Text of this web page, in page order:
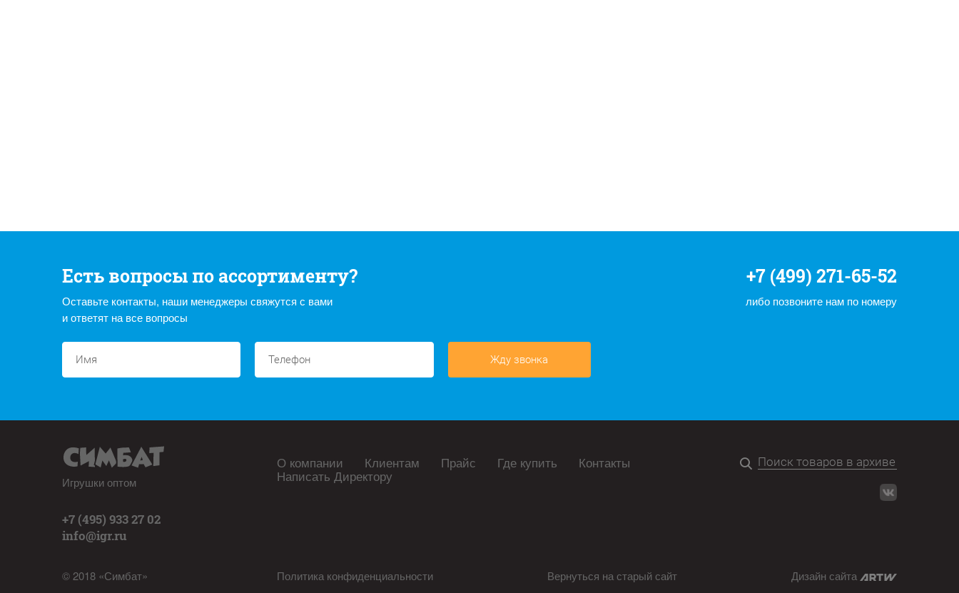
Есть вопросы по ассортименту?
Оставьте контакты, наши менеджеры свяжутся с вами
и ответят на все вопросы
+7 (499) 271-65-52
либо позвоните нам по номеру
Жду звонка
Игрушки оптом
+7 (495) 933 27 02
info@igr.ru
© 2018 «Симбат»
О компании Клиентам Прайс Где купить Контакты
Написать Директору
Политика конфиденциальности Вернуться на старый сайт Дизайн сайта